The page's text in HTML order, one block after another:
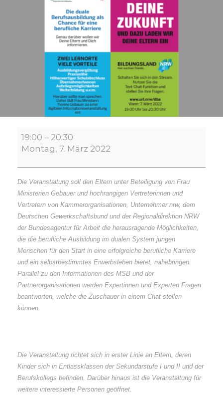
Elternveranstaltung
des
„Die
duale
Berufsausbildung
als
Chance
für
eine
berufliche
Karriere“
19:00 – 20:30
Montag, 7. März 2022
Die Veranstaltung soll den Eltern unter Beteiligung von Frau
Ministerien Gebauer und hochrangigen Vertreterinnen und
Vertretern von Kammerorganisationen, Unternehmer nrw, dem
Deutschen Gewerkschaftsbund und der Regionaldirektion NRW
der Bundesagentur für Arbeit die herausragende Möglichkeiten,
die die berufliche Ausbildung im dualen System jungen
Menschen für den Start in eine erfolgreiche berufliche Karriere
und ein selbstbestimmtes Erwerbsleben bietet, nahebringen.
Parallel zu den Informationen des MSB und der
Partnerorganisationen werden Expertinnen und Experten Fragen
beantworten, welche die Zuschauer in einem Chat stellen
können.
Die Veranstaltung richtet sich in erster Linie an Eltern, deren
Kinder sich in Entlassklassen der Sekundarstufe I und II und der
Berufskollegs befinden. Darüber hinaus ist die Veranstaltung für
weitere interessierte Personen geöffnet.